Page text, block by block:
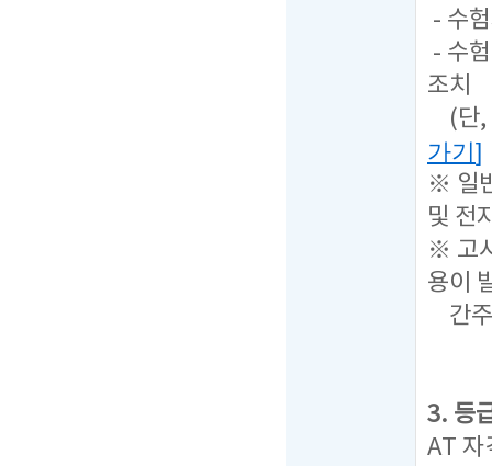
- 수
- 수
조치
(단,
가기]
※ 일
및 전
※ 고
용이
간
3. 등
AT 자